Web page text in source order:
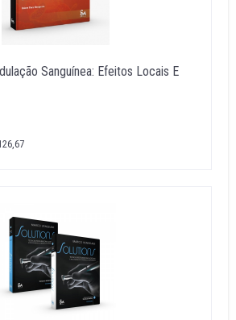
Sanguínea: Efeitos Locais E